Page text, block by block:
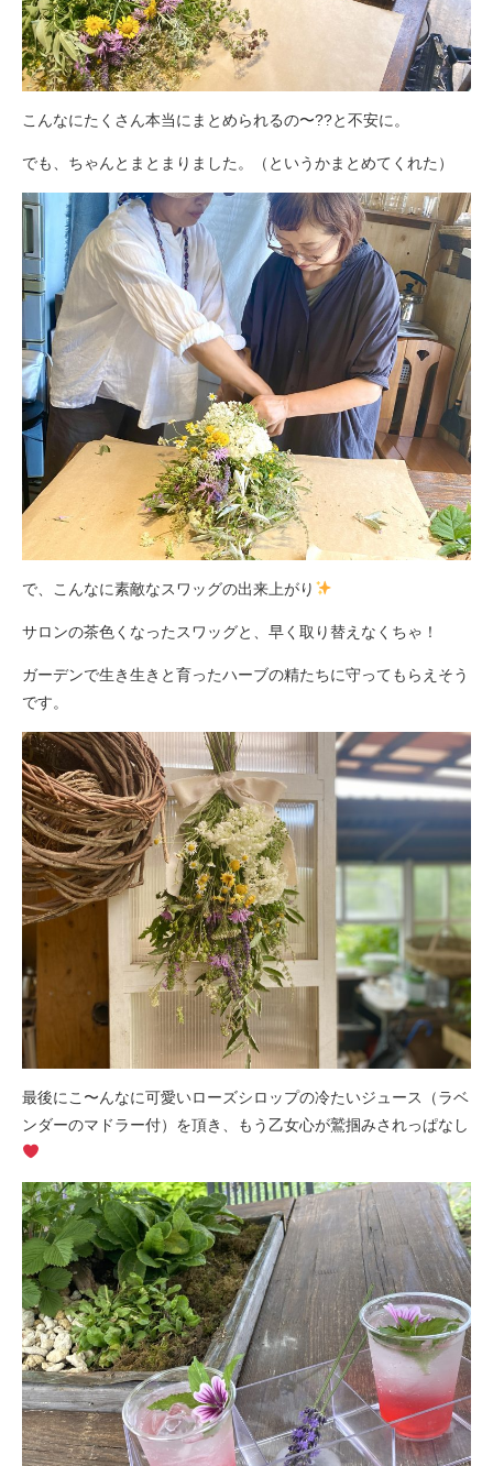
こんなにたくさん本当にまとめられるの〜??と不安に。
でも、ちゃんとまとまりました。（というかまとめてくれた）
で、こんなに素敵なスワッグの出来上がり
サロンの茶色くなったスワッグと、早く取り替えなくちゃ！
ガーデンで生き生きと育ったハーブの精たちに守ってもらえそう
です。
最後にこ〜んなに可愛いローズシロップの冷たいジュース（ラベ
ンダーのマドラー付）を頂き、もう乙女心が鷲掴みされっぱなし